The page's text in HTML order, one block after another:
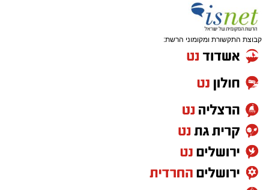
קבוצת התקשורת ומקומוני הרשת: